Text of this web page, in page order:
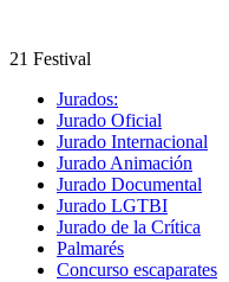
21 Festival
Jurados:
Jurado Oficial
Jurado Internacional
Jurado Animación
Jurado Documental
Jurado LGTBI
Jurado de la Crítica
Palmarés
Concurso escaparates